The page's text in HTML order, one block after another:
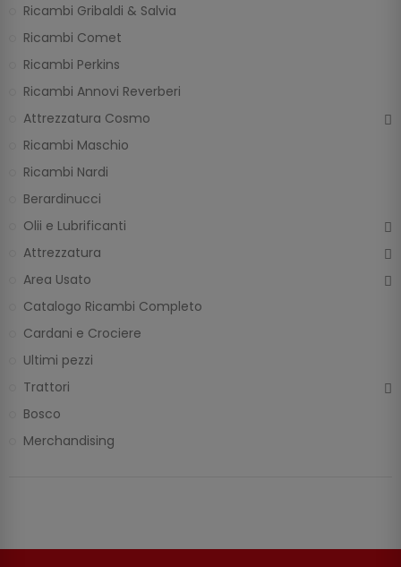
Ricambi Gribaldi & Salvia
Ricambi Comet
Ricambi Perkins
Ricambi Annovi Reverberi
Attrezzatura Cosmo
Ricambi Maschio
Ricambi Nardi
Berardinucci
Olii e Lubrificanti
Attrezzatura
Area Usato
Catalogo Ricambi Completo
Cardani e Crociere
Ultimi pezzi
Trattori
Bosco
Merchandising